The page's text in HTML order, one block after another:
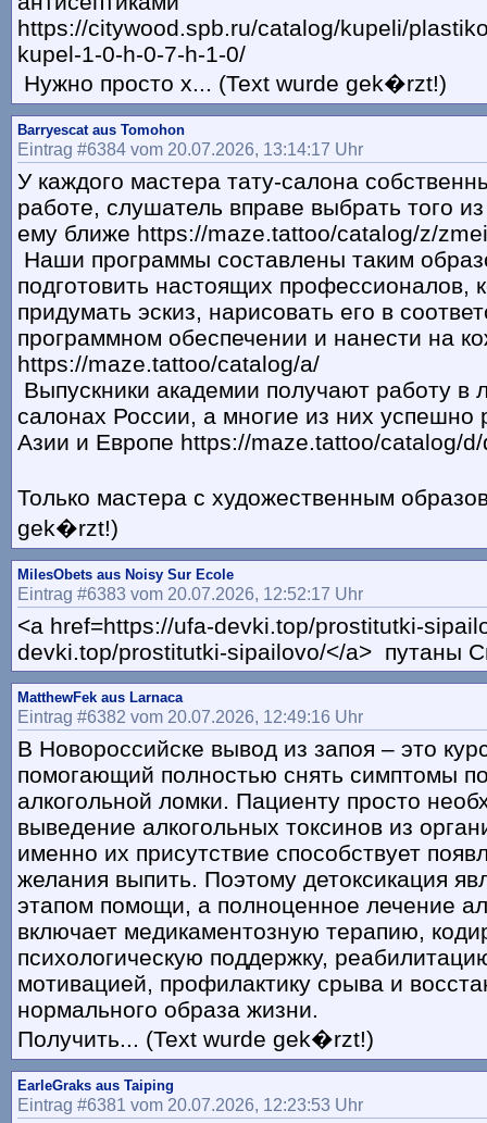
https://citywood.spb.ru/catalog/kupeli/
kupel-1-0-h-0-7-h-1-0/
Нужно просто х... (Text wurde gek�rzt!)
Barryescat aus Tomohon
Eintrag #6384 vom 20.07.2026, 13:14:17 Uhr
У каждого мастера тату-салона
работе, слушатель вправе выбрать того
ему ближе https://maze.tattoo/catalog/z/
Наши программы составлены таким
подготовить настоящих профессионалов,
придумать эскиз, нарисовать его в
программном обеспечении и нанести на
https://maze.tattoo/catalog/a/
Выпускники академии получают работу в
салонах России, а многие из них успешно
Азии и Европе https://maze.tattoo/catalog/
Только мастера с художественным
gek�rzt!)
MilesObets aus Noisy Sur Ecole
Eintrag #6383 vom 20.07.2026, 12:52:17 Uhr
<a href=https://ufa-devki.top/prostitutki-
devki.top/prostitutki-sipailovo/</a> путаны
MatthewFek aus Larnaca
Eintrag #6382 vom 20.07.2026, 12:49:16 Uhr
В Новороссийске вывод из запоя – это
помогающий полностью снять симптомы
алкогольной ломки. Пациенту просто
выведение алкогольных токсинов из
именно их присутствие способствует
желания выпить. Поэтому детоксикация
этапом помощи, а полноценное лечение
включает медикаментозную терапию,
психологическую поддержку,
мотивацией, профилактику срыва и
нормального образа жизни.
Получить... (Text wurde gek�rzt!)
EarleGraks aus Taiping
Eintrag #6381 vom 20.07.2026, 12:23:53 Uhr